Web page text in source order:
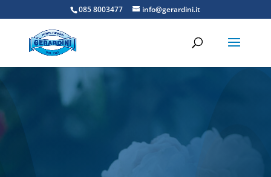
085 8003477 info@gerardini.it